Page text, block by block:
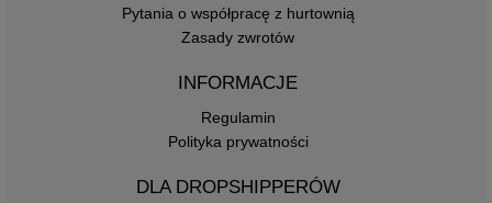
Pytania o współpracę z hurtownią
Zasady zwrotów
INFORMACJE
Regulamin
Polityka prywatności
DLA DROPSHIPPERÓW